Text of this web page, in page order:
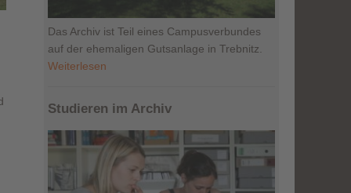
Das Archiv ist Teil eines Campusverbundes
auf der ehemaligen Gutsanlage in Trebnitz.
Weiterlesen
Studieren im Archiv